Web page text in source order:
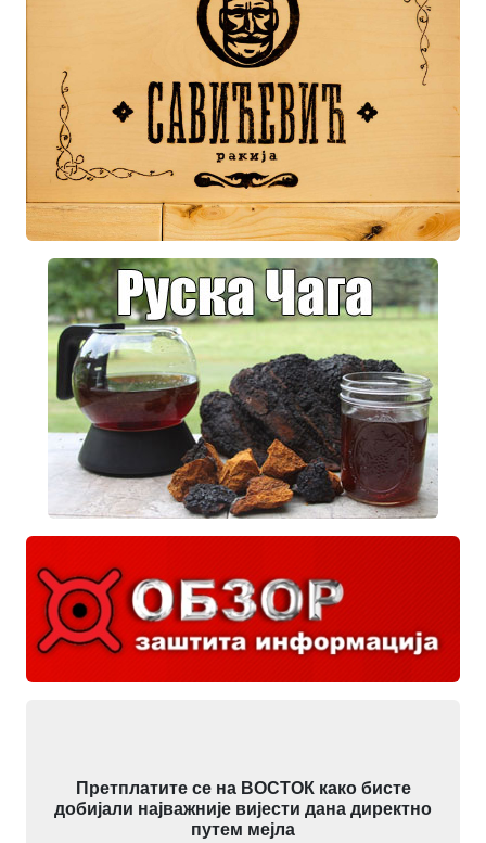
Претплатите се на ВОСТОК како бисте
добијали најважније вијести дана директно
путем мејла